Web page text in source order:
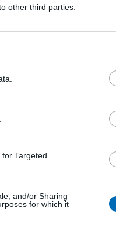
other third parties.
Targeted
and/or Sharing
for which it
ses éducateurs?
espoir,
en D3.
Couny,
Gabin
Stéphanie